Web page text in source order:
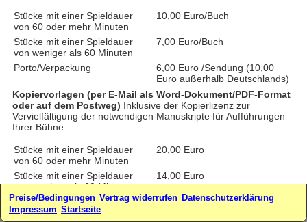
Stücke mit einer Spieldauer
von 60 oder mehr Minuten
10,00 Euro/Buch
Stücke mit einer Spieldauer
von weniger als 60 Minuten
7,00 Euro/Buch
Porto/Verpackung
6,00 Euro /Sendung (10,00
Euro außerhalb Deutschlands)
Kopiervorlagen (per E-Mail als Word-Dokument/PDF-Format
oder auf dem Postweg) Inklusive der Kopierlizenz zur
Vervielfältigung der notwendigen Manuskripte für Aufführungen
Ihrer Bühne
Stücke mit einer Spieldauer
von 60 oder mehr Minuten
20,00 Euro
Stücke mit einer Spieldauer
von weniger als 60 Minuten
14,00 Euro
zzgl. Porto/Verpackung für
Kopiervorlagen per Post
2,00 Euro/Sendung (4,00 Euro
Preise/Bedingungen Vertrag widerrufen Datenschutzerklärung
Impressum Startseite